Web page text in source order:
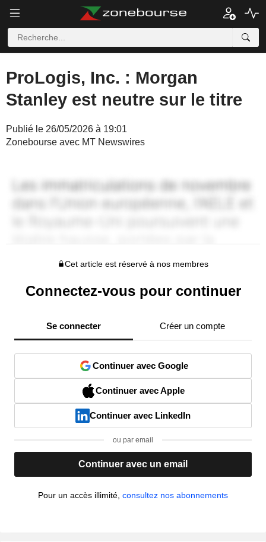
ProLogis, Inc. : Morgan
Stanley est neutre sur le titre
Publié le 26/05/2026 à 19:01
Zonebourse avec MT Newswires
Cet article est réservé à nos membres
Connectez-vous pour continuer
Se connecter Créer un compte
Continuer avec Google
Continuer avec Apple
Continuer avec LinkedIn
ou par email
Continuer avec un email
Pour un accès illimité, consultez nos abonnements